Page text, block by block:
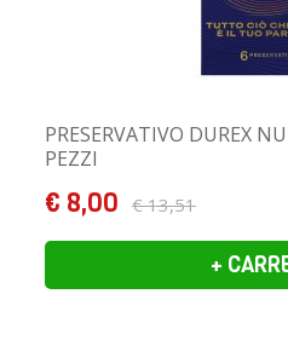
PRESERVATIVO DUREX
PEZZI
€ 8,00 € 13,51
+